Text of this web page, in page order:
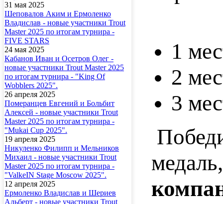
31 мая 2025
Шеповалов Аким и Ермоленко
Владислав - новые участники Trout
Master 2025 по итогам турнира -
FIVE STARS
24 мая 2025
Кабанов Иван и Осетров Олег -
новые участники Trout Master 2025
по итогам турнира - "King Of
Wobblers 2025".
26 апреля 2025
Померанцев Евгений и Больбит
Алексей - новые участники Trout
Master 2025 по итогам турнира -
"Mukai Cup 2025".
19 апреля 2025
Никуленко Филипп и Мельников
Михаил - новые участники Trout
Master 2025 по итогам турнира -
"ValkeIN Stage Moscow 2025".
12 апреля 2025
Ермоленко Владислав и Шериев
Альберт - новые участники Trout
1
2
3